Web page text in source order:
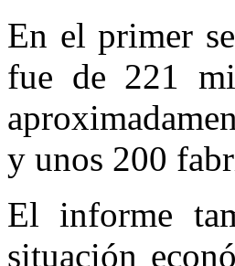
En el primer
fue de 221
y unos 200
El informe
situación